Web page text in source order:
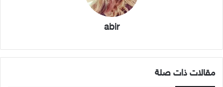
abir
مقالات ذات صلة